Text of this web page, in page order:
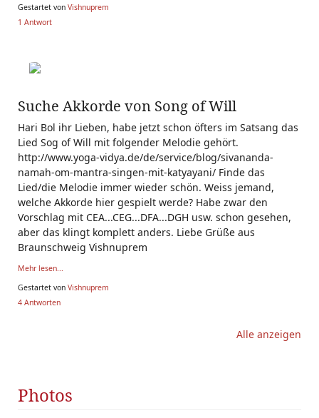
Gestartet von Vishnuprem
1 Antwort
Suche Akkorde von Song of Will
Hari Bol ihr Lieben, habe jetzt schon öfters im Satsang das
Lied Sog of Will mit folgender Melodie gehört.
http://www.yoga-vidya.de/de/service/blog/sivananda-
namah-om-mantra-singen-mit-katyayani/ Finde das
Lied/die Melodie immer wieder schön. Weiss jemand,
welche Akkorde hier gespielt werde? Habe zwar den
Vorschlag mit CEA...CEG...DFA...DGH usw. schon gesehen,
aber das klingt komplett anders. Liebe Grüße aus
Braunschweig Vishnuprem
Mehr lesen...
Gestartet von Vishnuprem
4 Antworten
Alle anzeigen
Photos